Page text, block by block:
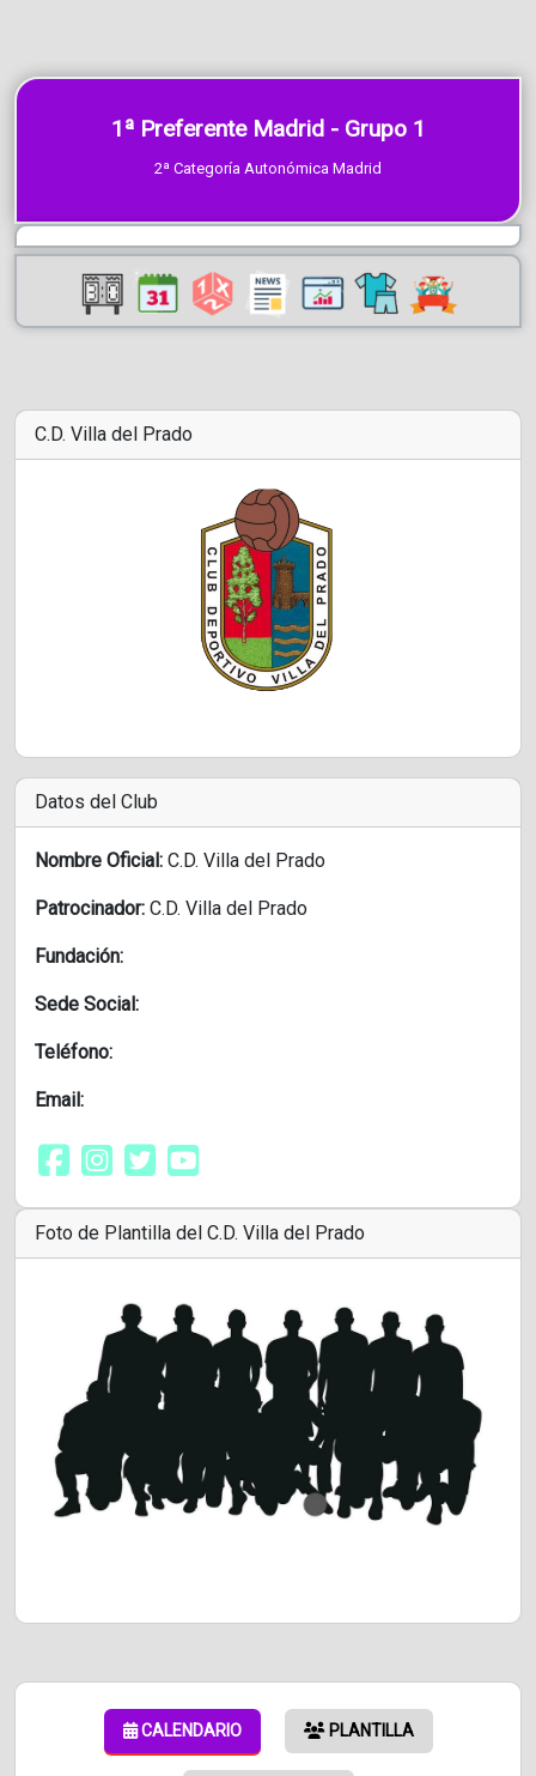
1ª Preferente Madrid - Grupo 1
2ª Categoría Autonómica Madrid
C.D. Villa del Prado
Datos del Club
Nombre Oficial: C.D. Villa del Prado
Patrocinador: C.D. Villa del Prado
Fundación:
Sede Social:
Teléfono:
Email:
Foto de Plantilla del C.D. Villa del Prado
CALENDARIO PLANTILLA